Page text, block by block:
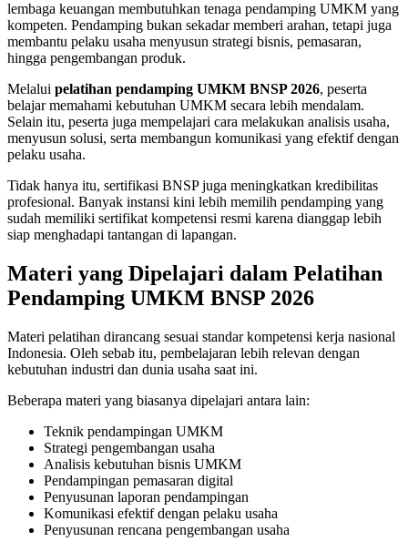
lembaga keuangan membutuhkan tenaga pendamping UMKM yang
kompeten. Pendamping bukan sekadar memberi arahan, tetapi juga
membantu pelaku usaha menyusun strategi bisnis, pemasaran,
hingga pengembangan produk.
Melalui pelatihan pendamping UMKM BNSP 2026, peserta
belajar memahami kebutuhan UMKM secara lebih mendalam.
Selain itu, peserta juga mempelajari cara melakukan analisis usaha,
menyusun solusi, serta membangun komunikasi yang efektif dengan
pelaku usaha.
Tidak hanya itu, sertifikasi BNSP juga meningkatkan kredibilitas
profesional. Banyak instansi kini lebih memilih pendamping yang
sudah memiliki sertifikat kompetensi resmi karena dianggap lebih
siap menghadapi tantangan di lapangan.
Materi yang Dipelajari dalam Pelatihan
Pendamping UMKM BNSP 2026
Materi pelatihan dirancang sesuai standar kompetensi kerja nasional
Indonesia. Oleh sebab itu, pembelajaran lebih relevan dengan
kebutuhan industri dan dunia usaha saat ini.
Beberapa materi yang biasanya dipelajari antara lain:
Teknik pendampingan UMKM
Strategi pengembangan usaha
Analisis kebutuhan bisnis UMKM
Pendampingan pemasaran digital
Penyusunan laporan pendampingan
Komunikasi efektif dengan pelaku usaha
Penyusunan rencana pengembangan usaha